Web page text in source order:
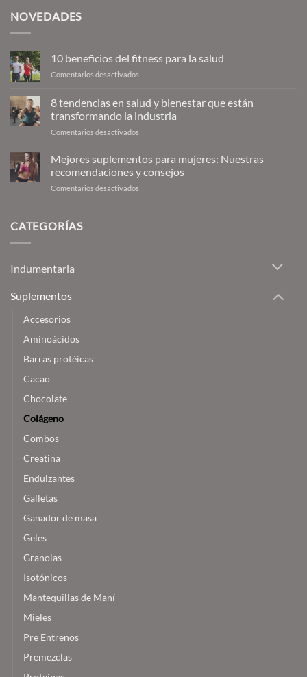
NOVEDADES
10 beneficios del fitness para la salud
Comentarios desactivados
del
fitness
salud
8 tendencias en salud y bienestar que están
transformando la industria
Comentarios desactivados
tendencias
salud
Mejores suplementos para mujeres: Nuestras
recomendaciones y consejos
Comentarios desactivados
CATEGORÍAS
Indumentaria
Suplementos
Accesorios
Aminoácidos
Barras protéicas
Cacao
Chocolate
Colágeno
Combos
Creatina
Endulzantes
Galletas
Ganador de masa
Geles
Granolas
Isotónicos
Mantequillas de Maní
Mieles
Pre Entrenos
Premezclas